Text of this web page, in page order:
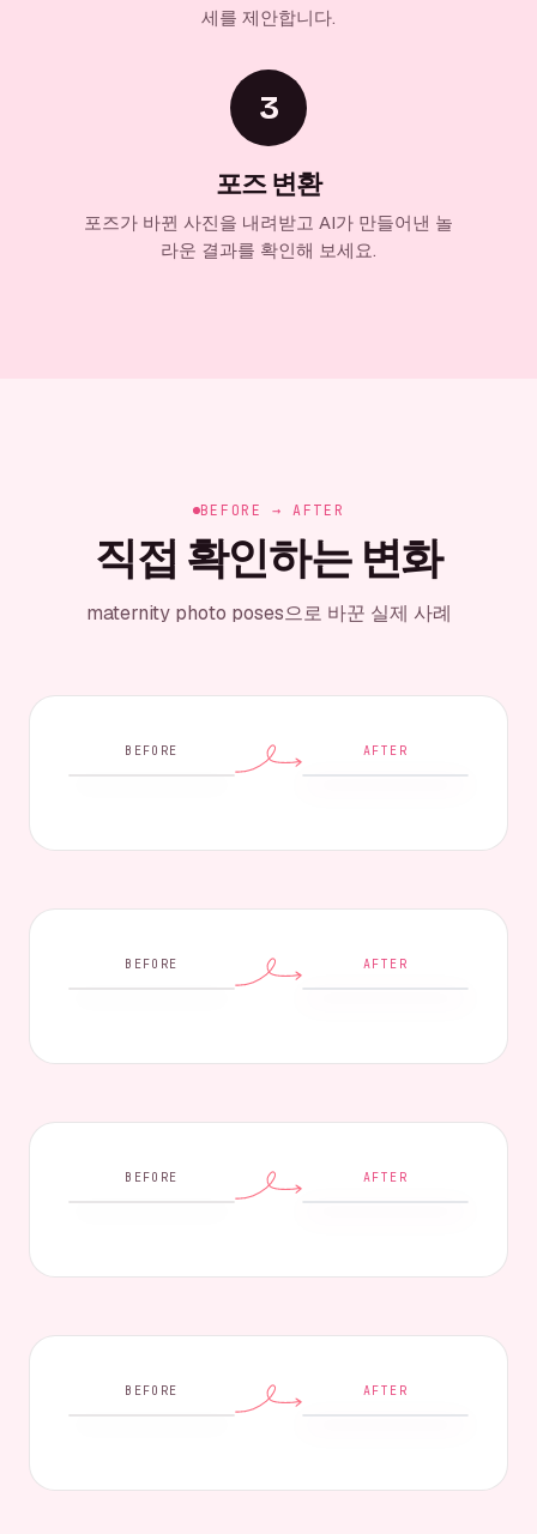
세를 제안합니다.
3
포즈 변환
포즈가 바뀐 사진을 내려받고 AI가 만들어낸 놀
라운 결과를 확인해 보세요.
BEFORE → AFTER
직접 확인하는 변화
maternity photo poses으로 바꾼 실제 사례
BEFORE AFTER
BEFORE AFTER
BEFORE AFTER
BEFORE AFTER